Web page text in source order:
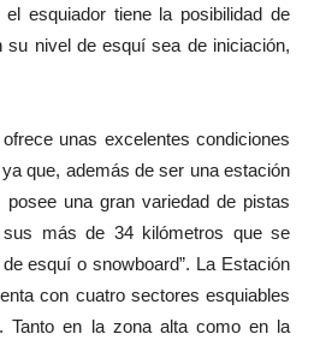
esquiador tiene la posibilidad de
su nivel de esquí sea de iniciación,
unas excelentes condiciones
que, además de ser una estación
posee una gran variedad de pistas
más de 34 kilómetros que se
esquí o snowboard”. La Estación
con cuatro sectores esquiables
Tanto en la zona alta como en la